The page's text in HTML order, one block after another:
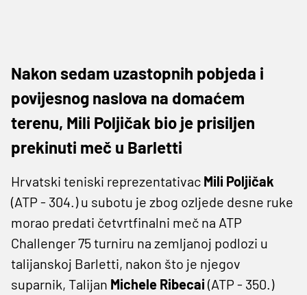
Nakon sedam uzastopnih pobjeda i
povijesnog naslova na domaćem
terenu, Mili Poljičak bio je prisiljen
prekinuti meč u Barletti
Hrvatski teniski reprezentativac Mili Poljičak
(ATP - 304.) u subotu je zbog ozljede desne ruke
morao predati četvrtfinalni meč na ATP
Challenger 75 turniru na zemljanoj podlozi u
talijanskoj Barletti, nakon što je njegov
suparnik, Talijan Michele Ribecai (ATP - 350.)